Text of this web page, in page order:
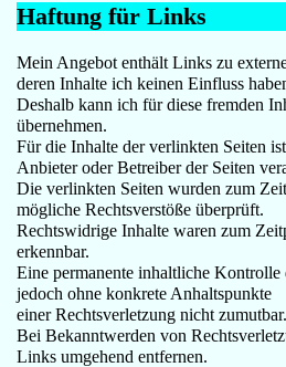
Haftung für Links
Mein Angebot enthält Links zu
deren Inhalte ich keinen Einfluss
Deshalb kann ich für diese fremden
übernehmen.
Für die Inhalte der verlinkten Seiten
Anbieter oder Betreiber der Seiten
Die verlinkten Seiten wurden zum
mögliche Rechtsverstöße überprüft.
Rechtswidrige Inhalte waren zum
erkennbar.
Eine permanente inhaltliche
jedoch ohne konkrete Anhaltspunkte
einer Rechtsverletzung nicht zumutbar.
Bei Bekanntwerden von
Links umgehend entfernen.